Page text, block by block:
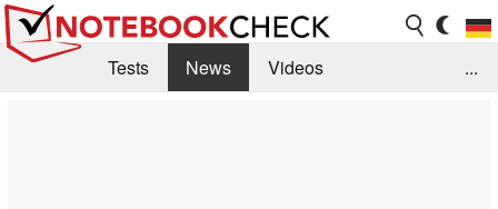
Tests News
Videos
...